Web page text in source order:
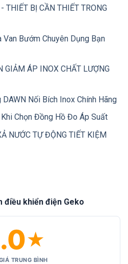
THIẾT BỊ CẦN THIẾT TRONG
Bướm Chuyên Dụng Bạn
GIẢM ÁP INOX CHẤT LƯỢNG
Nối Bích Inox Chính Hãng
Chọn Đồng Hồ Đo Áp Suất
NƯỚC TỰ ĐỘNG TIẾT KIỆM
điều khiển điện Geko
★
TRUNG BÌNH